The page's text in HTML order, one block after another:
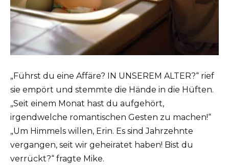
„Führst du eine Affäre? IN UNSEREM ALTER?“ rief
sie empört und stemmte die Hände in die Hüften.
„Seit einem Monat hast du aufgehört,
irgendwelche romantischen Gesten zu machen!“
„Um Himmels willen, Erin. Es sind Jahrzehnte
vergangen, seit wir geheiratet haben! Bist du
verrückt?“ fragte Mike.